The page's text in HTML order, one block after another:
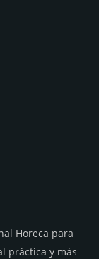
Horeca para
práctica y más